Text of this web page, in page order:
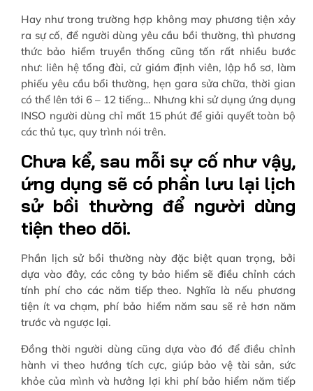
Hay như trong trường hợp không may phương tiện xảy
ra sự cố, để người dùng yêu cầu bồi thường, thì phương
thức bảo hiểm truyền thống cũng tốn rất nhiều bước
như: liên hệ tổng đài, cử giám định viên, lập hồ sơ, làm
phiếu yêu cầu bổi thường, hẹn gara sửa chữa, thời gian
có thể lên tới 6 – 12 tiếng… Nhưng khi sử dụng ứng dụng
INSO người dùng chỉ mất 15 phút để giải quyết toàn bộ
các thủ tục, quy trình nói trên.
Chưa kể, sau mỗi sự cố như vậy,
ứng dụng sẽ có phần lưu lại lịch
sử bồi thường để người dùng
tiện theo dõi.
Phần lịch sử bồi thường này đặc biệt quan trọng, bởi
dựa vào đây, các công ty bảo hiểm sẽ điều chỉnh cách
tính phí cho các năm tiếp theo. Nghĩa là nếu phương
tiện ít va chạm, phí bảo hiểm năm sau sẽ rẻ hơn năm
trước và ngược lại.
Đồng thời người dùng cũng dựa vào đó để điều chỉnh
hành vi theo hướng tích cực, giúp bảo vệ tài sản, sức
khỏe của mình và hưởng lợi khi phí bảo hiểm năm tiếp